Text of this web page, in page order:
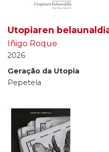
Utopiaren
Iñigo Roque
2026
Geração da Utopia
Pepetela